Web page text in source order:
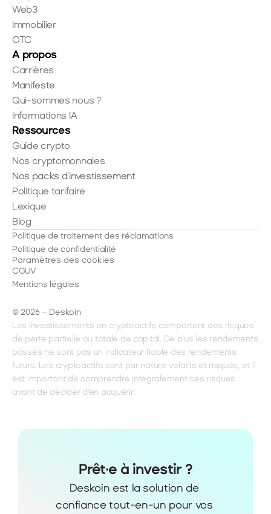
Prêt·e à investir ?
Deskoin est la solution de
confiance tout-en-un pour vos
Web3
Immobilier
OTC
A propos
Carrières
Manifeste
Qui-sommes nous ?
Informations IA
Ressources
Guide crypto
Nos cryptomonnaies
Nos packs d'investissement
Politique tarifaire
Lexique
Blog
© 2026 – Deskoin
Politique de traitement des réclamations
Politique de confidentialité
Paramètres des cookies
CGUV
Mentions légales
Les investissements en cryptoactifs comportent des risques
de perte partielle ou totale de capital. De plus les rendements
passés ne sont pas un indicateur fiable des rendements
futurs. Les cryptoactifs sont par nature volatils et risqués, et il
est important de comprendre intégralement ces risques
avant de décider d'en acquérir.